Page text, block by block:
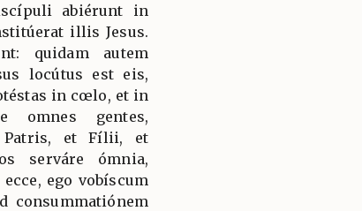
abiérunt in
illis Jesus.
quidam autem
locútus est eis,
in cœlo, et in
omnes gentes,
Patris, et Fílii, et
serváre ómnia,
ego vobíscum
consummatiónem